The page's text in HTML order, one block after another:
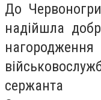
До
надійшла